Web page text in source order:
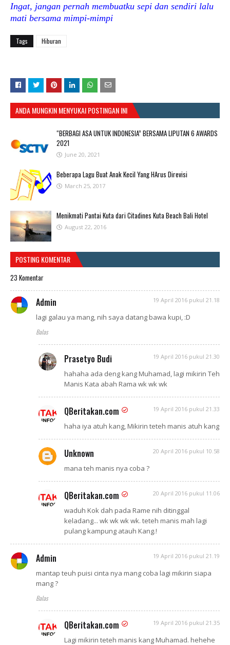
Ingat, jangan pernah membuatku sepi dan sendiri lalu
mati bersama mimpi-mimpi
Tags Hiburan
ANDA MUNGKIN MENYUKAI POSTINGAN INI
“BERBAGI ASA UNTUK INDONESIA” BERSAMA LIPUTAN 6 AWARDS
2021
June 20, 2021
Beberapa Lagu Buat Anak Kecil Yang HArus Direvisi
March 25, 2017
Menikmati Pantai Kuta dari Citadines Kuta Beach Bali Hotel
August 22, 2016
POSTING KOMENTAR
23 Komentar
Admin 19 April 2016 pukul 21.18
lagi galau ya mang, nih saya datang bawa kupi, :D
Balas
Prasetyo Budi 19 April 2016 pukul 21.30
hahaha ada deng kang Muhamad, lagi mikirin Teh
Manis Kata abah Rama wk wk wk
QBeritakan.com 19 April 2016 pukul 21.33
haha iya atuh kang, Mikirin teteh manis atuh kang
Unknown 20 April 2016 pukul 10.58
mana teh manis nya coba ?
QBeritakan.com 20 April 2016 pukul 11.06
waduh Kok dah pada Rame nih ditinggal
keladang... wk wk wk wk. teteh manis mah lagi
pulang kampung atauh Kang.!
Admin 19 April 2016 pukul 21.19
mantap teuh puisi cinta nya mang coba lagi mikirin siapa
mang ?
Balas
QBeritakan.com 19 April 2016 pukul 21.35
Lagi mikirin teteh manis kang Muhamad. hehehe